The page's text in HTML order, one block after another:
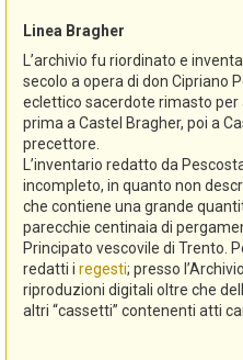
Linea Bragher
L’archivio fu riordinato e
secolo a opera di don Cipriano
eclettico sacerdote rimasto per
prima a Castel Bragher, poi a
precettore.
L’inventario redatto da
incompleto, in quanto non
che contiene una grande
parecchie centinaia di
Principato vescovile di Trento.
redatti i regesti; presso
riproduzioni digitali oltre che
altri “cassetti” contenenti atti